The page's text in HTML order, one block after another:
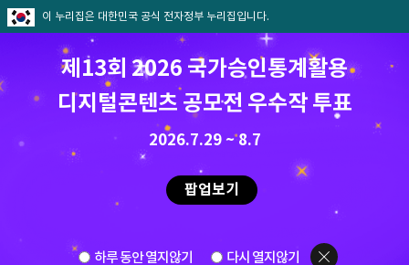
이 누리집은 대한민국 공식 전자정부 누리집입니다.
제13회 2026 국가승인통계활용
디지털콘텐츠 공모전 우수작 투표
2026.7.29 ~ 8.7
팝업보기
하루 동안 열지않기 다시 열지않기